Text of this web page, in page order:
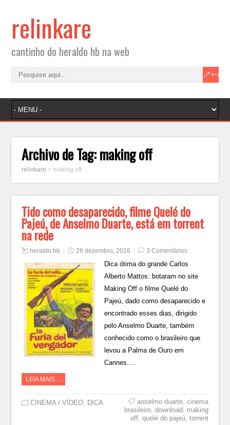
relinkare
cantinho do heraldo hb na web
Archivo de Tag:making off
relinkare > making off
Tido como desaparecido, filme Quelé do
Pajeú, de Anselmo Duarte, está em torrent
na rede
heraldo hb 28 dezembro, 2016 3 Comentários
Dica ótima do grande Carlos
Alberto Mattos: botaram no site
Making Off o filme Quelé do
Pajeú, dado como desaparecido e
encontrado esses dias, dirigido
pelo Anselmo Duarte, também
conhecido como o brasileiro que
levou a Palma de Ouro em
Cannes….
LEIA MAIS…
CINEMA / VÍDEO, DICA anselmo duarte, cinema
brasileiro, download, making
off, quelé do pajeú, torrent